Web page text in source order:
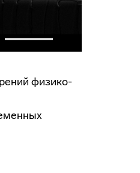
физико-